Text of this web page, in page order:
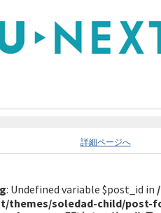
詳細ページへ
: Undefined variable $post_id in
themes/soledad-child/post-